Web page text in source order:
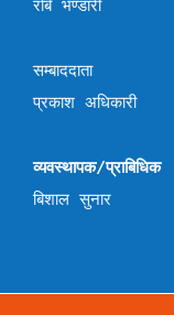
रबि भण्डारी
सम्बाददाता
प्रकाश अधिकारी
व्यवस्थापक/प्राबिधिक
बिशाल सुनार